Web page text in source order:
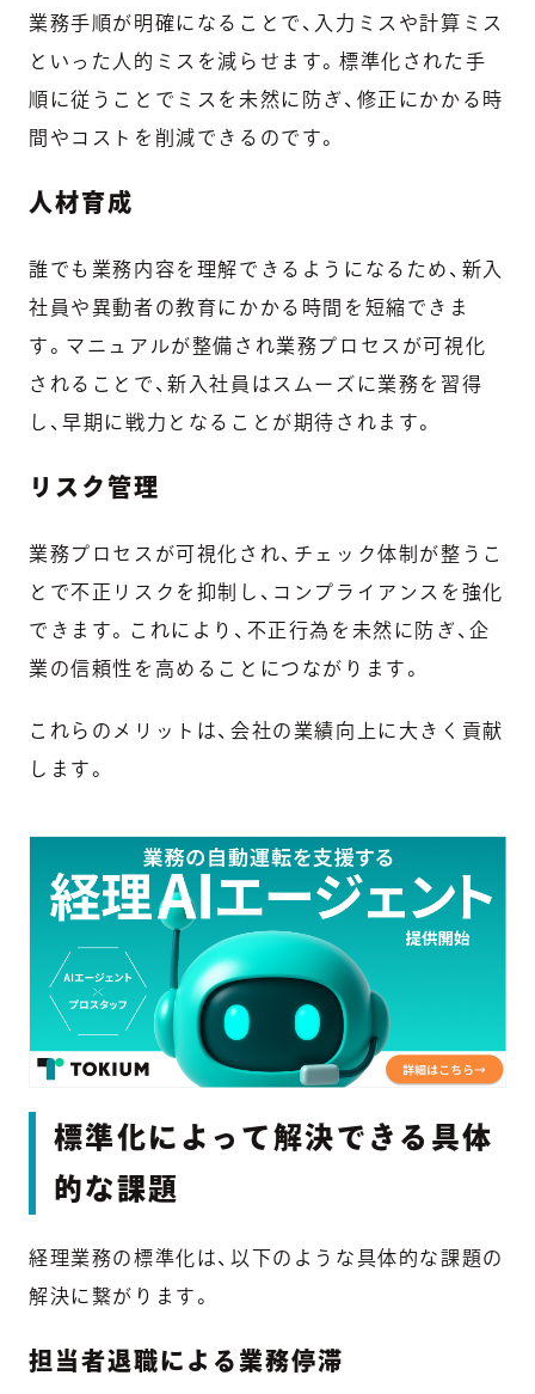
業務手順が明確になることで、入力ミスや計算ミス
といった人的ミスを減らせます。標準化された手
順に従うことでミスを未然に防ぎ、修正にかかる時
間やコストを削減できるのです。
人材育成
誰でも業務内容を理解できるようになるため、新入
社員や異動者の教育にかかる時間を短縮できま
す。マニュアルが整備され業務プロセスが可視化
されることで、新入社員はスムーズに業務を習得
し、早期に戦力となることが期待されます。
リスク管理
業務プロセスが可視化され、チェック体制が整うこ
とで不正リスクを抑制し、コンプライアンスを強化
できます。これにより、不正行為を未然に防ぎ、企
業の信頼性を高めることにつながります。
これらのメリットは、会社の業績向上に大きく貢献
します。
標準化によって解決できる具体
的な課題
経理業務の標準化は、以下のような具体的な課題の
解決に繋がります。
担当者退職による業務停滞